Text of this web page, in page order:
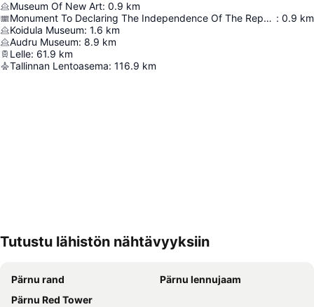
Museum Of New Art: 0.9 km
Monument To Declaring The Independence Of The Republic Of Estonia : 0.9 km
Koidula Museum: 1.6 km
Audru Museum: 8.9 km
Lelle: 61.9 km
Tallinnan Lentoasema: 116.9 km
Tutustu lähistön nähtävyyksiin
Pärnu rand
Pärnu lennujaam
Pärnu Red Tower